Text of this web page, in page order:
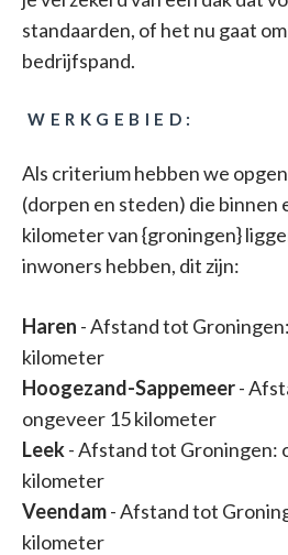
standaarden, of het nu gaat
bedrijfspand.
WERKGEBIED:
Als criterium hebben we
(dorpen en steden) die binnen
kilometer van {groningen}
inwoners hebben, dit zijn:
Haren - Afstand tot
kilometer
Hoogezand-Sappemeer-
ongeveer 15 kilometer
Leek- Afstand tot Groningen:
kilometer
Veendam- Afstand tot
kilometer